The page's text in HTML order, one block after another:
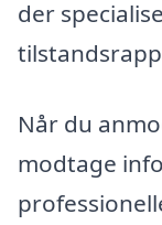
der
Når du
modtage